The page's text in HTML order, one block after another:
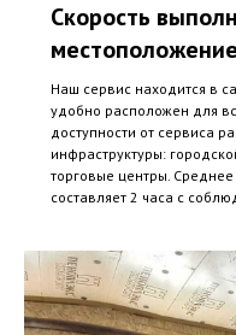
Скорость
местоположение
Наш сервис находится в
удобно расположен для
доступности от сервиса
инфраструктуры:
торговые центры.
составляет 2 часа с